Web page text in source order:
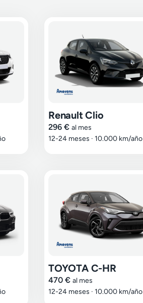
Renault Clio
296 € al mes
12-24 meses · 10.000 km/año
TOYOTA C-HR
470 € al mes
12-24 meses · 10.000 km/año